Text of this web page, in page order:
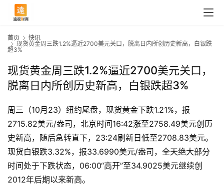
首
页
首页
快讯
现货黄金周三跌1.2%逼近2700美元关口，脱离日内所创历史新高，白银跌
超3%
现货黄金周三跌1.2%逼近2700美元关口，
脱离日内所创历史新高，白银跌超3%
周三（10月23）纽约尾盘，现货黄金下跌1.21%，报
2715.82美元/盎司，北京时间16:42涨至2758.49美元创历
史新高，随后急转直下，23:24刷新日低至2708.83美元。
现货白银跌3.32%，报33.6990美元/盎司，全天绝大部分
时间处于下跌状态，06:00“高开”至34.9025美元继续创
2012年后期以来新高。